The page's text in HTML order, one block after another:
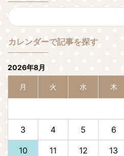
カレンダーで記事を探す
2026年8月
月 火 水 木
3 4 5 6
10 11 12 13